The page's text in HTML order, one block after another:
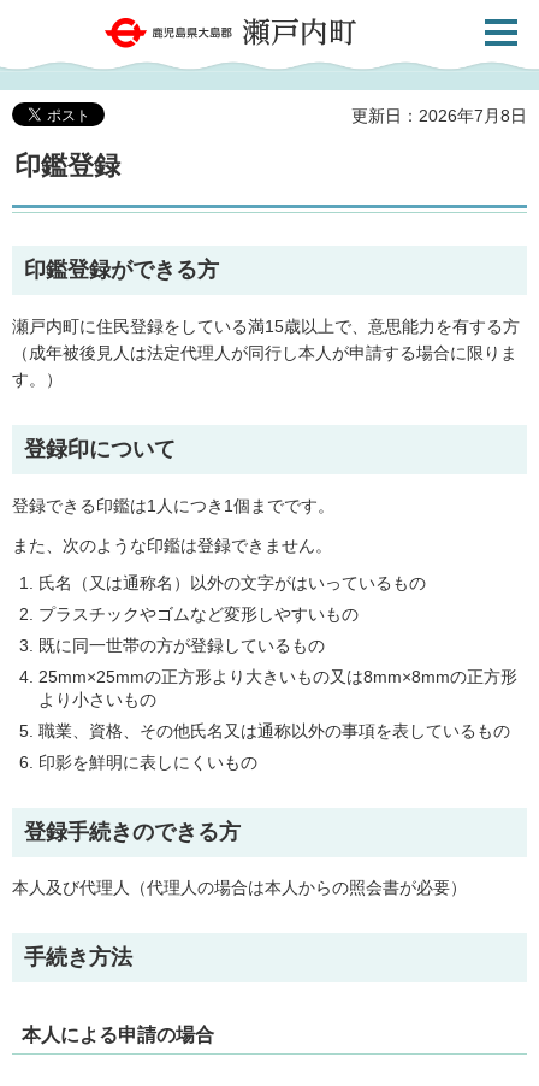
鹿児島県大島郡 瀬戸内町
共通メ
更新日：2026年7月8日
印鑑登録
印鑑登録ができる方
瀬戸内町に住民登録をしている満15歳以上で、意思能力を有する方
（成年被後見人は法定代理人が同行し本人が申請する場合に限りま
す。）
登録印について
登録できる印鑑は1人につき1個までです。
また、次のような印鑑は登録できません。
氏名（又は通称名）以外の文字がはいっているもの
プラスチックやゴムなど変形しやすいもの
既に同一世帯の方が登録しているもの
25mm×25mmの正方形より大きいもの又は8mm×8mmの正方形
より小さいもの
職業、資格、その他氏名又は通称以外の事項を表しているもの
印影を鮮明に表しにくいもの
登録手続きのできる方
本人及び代理人（代理人の場合は本人からの照会書が必要）
手続き方法
本人による申請の場合